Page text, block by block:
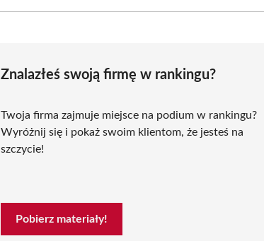
Znalazłeś swoją firmę w rankingu?
Twoja firma zajmuje miejsce na podium w rankingu?
Wyróżnij się i pokaż swoim klientom, że jesteś na
szczycie!
Pobierz materiały!